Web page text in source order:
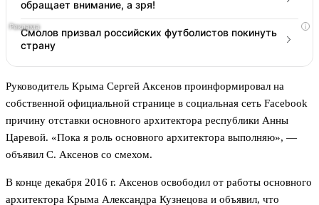
обращает внимание, а зря!
i
Смолов призвал российских футболистов покинуть
страну
Руководитель Крыма Сергей Аксенов проинформировал на
собственной официальной странице в социальная сеть Facebook
причину отставки основного архитектора республики Анны
Царевой. «Пока я роль основного архитектора выполняю», —
объявил С. Аксенов со смехом.
В конце декабря 2016 г. Аксенов освободил от работы основного
архитектора Крыма Александра Кузнецова и объявил, что